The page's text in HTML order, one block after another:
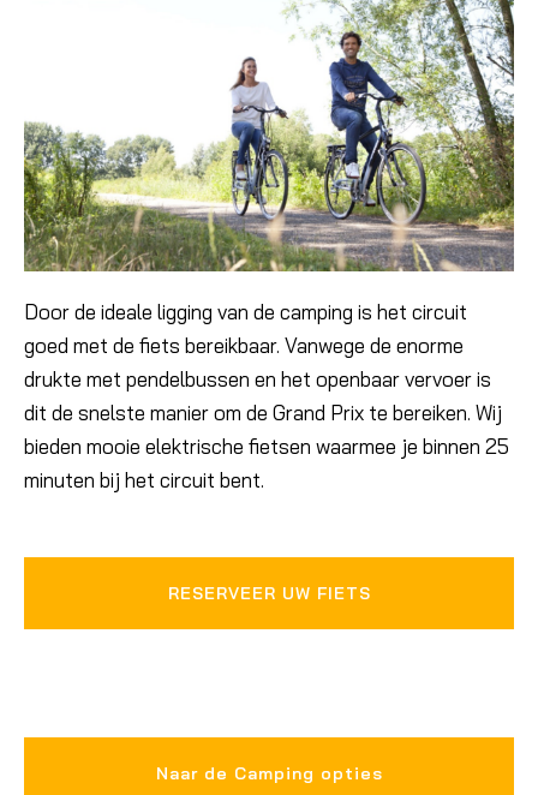
Door de ideale ligging van de camping is het circuit
goed met de fiets bereikbaar. Vanwege de enorme
drukte met pendelbussen en het openbaar vervoer is
dit de snelste manier om de Grand Prix te bereiken. Wij
bieden mooie elektrische fietsen waarmee je binnen 25
minuten bij het circuit bent.
RESERVEER UW FIETS
Naar de Camping opties